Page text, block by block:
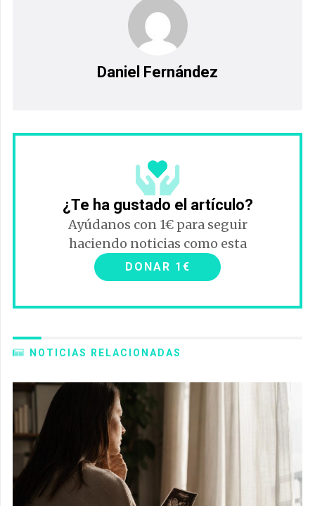
Daniel Fernández
¿Te ha gustado el artículo?
Ayúdanos con 1€ para seguir
haciendo noticias como esta
DONAR 1€
NOTICIAS RELACIONADAS